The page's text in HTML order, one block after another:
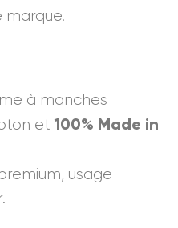
marque.
à manches
et 100% Made in
usage